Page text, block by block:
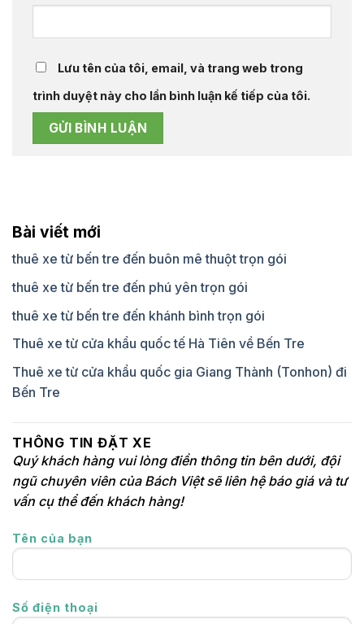
Lưu tên của tôi, email, và trang web trong
trình duyệt này cho lần bình luận kế tiếp của tôi.
Bài viết mới
thuê xe từ bến tre đến buôn mê thuột trọn gói
thuê xe từ bến tre đến phú yên trọn gói
thuê xe từ bến tre đến khánh bình trọn gói
Thuê xe từ cửa khẩu quốc tế Hà Tiên về Bến Tre
Thuê xe từ cửa khẩu quốc gia Giang Thành (Tonhon) đi
Bến Tre
THÔNG TIN ĐẶT XE
Quý khách hàng vui lòng điền thông tin bên dưới, đội
ngũ chuyên viên của Bách Việt sẽ liên hệ báo giá và tư
vấn cụ thể đến khách hàng!
Tên của bạn
Số điện thoại